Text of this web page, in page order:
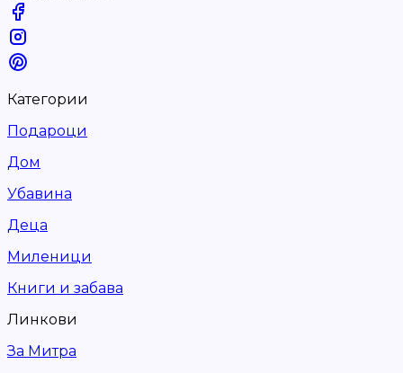
Категории
Подароци
Дом
Убавина
Деца
Миленици
Книги и забава
Линкови
За Митра